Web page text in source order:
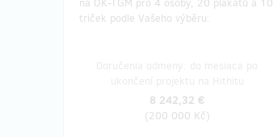
na OK-TGM pro 4 osoby, 20 plakátů a 10
triček podle Vašeho výběru.
8 242,32 €
(200 000 Kč)